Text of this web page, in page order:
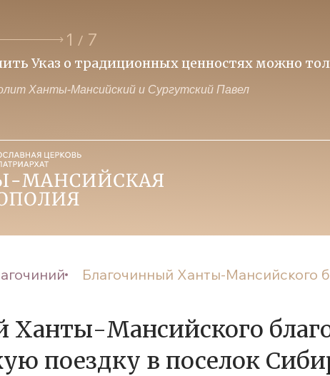
1 / 7
Указ о традиционных ценностях можно
Ханты-Мансийский и Сургутский Павел
Благочинный Ханты-Мансийского
Ханты-Мансийского
поездку в поселок